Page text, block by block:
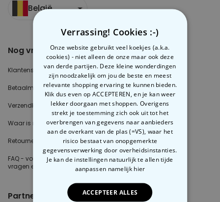
België
Nog vragen?
Klantenservice
Betaalmethoden?
Verzendkosten?
Waar is mijn bestelling?
Retourneren?
FAQ - voor demeest gestelde
vragen en antwoorden
Over radbag
Ons Team
Blog
Cookie instellingen
Partnerinfo
Verrassing! Cookies :-)
Onze website gebruikt veel koekjes (a.k.a.
cookies) - niet alleen de onze maar ook deze
van derde partijen. Deze kleine wonderdingen
zijn noodzakelijk om jou de beste en meest
relevante shopping ervaring te kunnen bieden.
Klik dus even op ACCEPTEREN, en je kan weer
lekker doorgaan met shoppen. Overigens
strekt je toestemming zich ook uit tot het
overbrengen van gegevens naar aanbieders
aan de overkant van de plas (=VS), waar het
risico bestaat van onopgemerkte
gegevensverwerking door overheidsinstanties.
Je kan de instellingen natuurlijk te allen tijde
aanpassen namelijk hier
ACCEPTEER ALLES